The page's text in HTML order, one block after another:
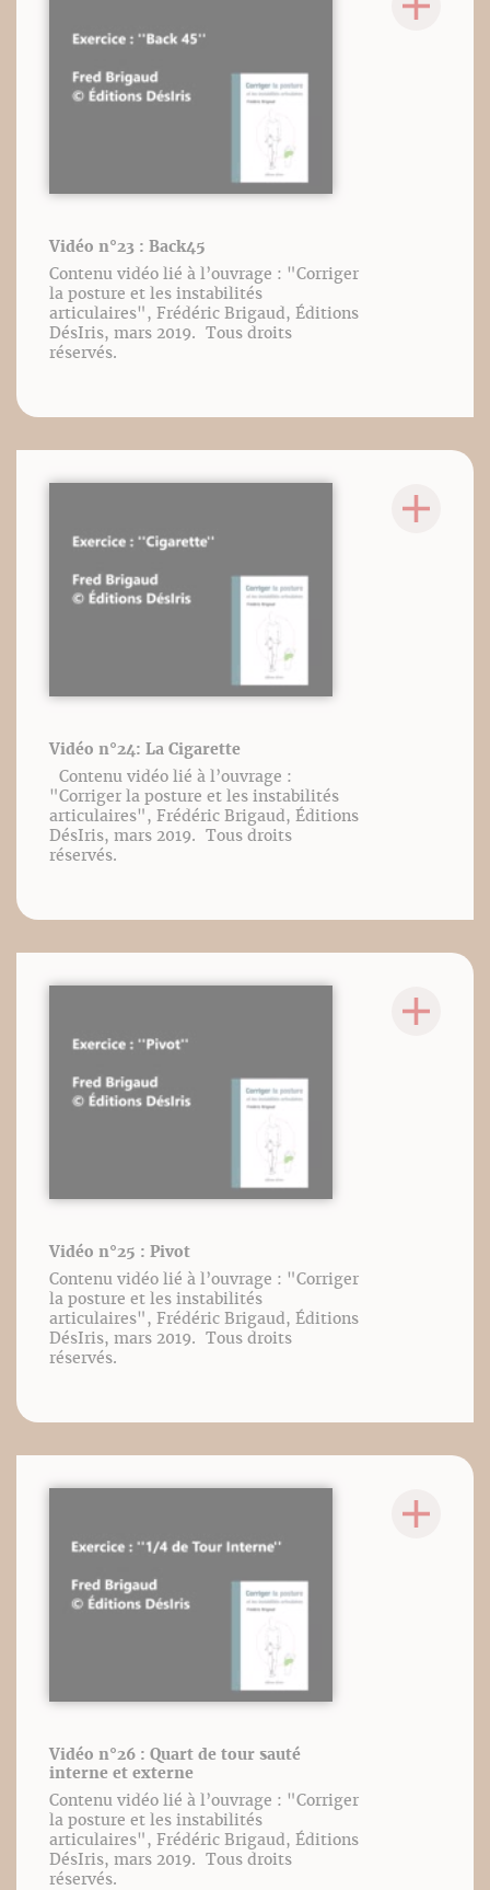
Vidéo n°23 : Back45
Contenu vidéo lié à l’ouvrage : "Corriger
la posture et les instabilités
articulaires", Frédéric Brigaud, Éditions
DésIris, mars 2019. Tous droits
réservés.
Vidéo n°24: La Cigarette
Contenu vidéo lié à l’ouvrage :
"Corriger la posture et les instabilités
articulaires", Frédéric Brigaud, Éditions
DésIris, mars 2019. Tous droits
réservés.
Vidéo n°25 : Pivot
Contenu vidéo lié à l’ouvrage : "Corriger
la posture et les instabilités
articulaires", Frédéric Brigaud, Éditions
DésIris, mars 2019. Tous droits
réservés.
Vidéo n°26 : Quart de tour sauté
interne et externe
Contenu vidéo lié à l’ouvrage : "Corriger
la posture et les instabilités
articulaires", Frédéric Brigaud, Éditions
DésIris, mars 2019. Tous droits
réservés.